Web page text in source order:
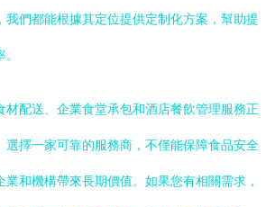
我們都能根據其定位提供定制化方案，幫助提
材配送、企業食堂承包和酒店餐飲管理服務正
選擇一家可靠的服務商，不僅能保障食品安全
和機構帶來長期價值。如果您有相關需求，